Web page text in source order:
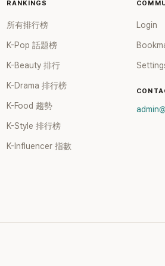
RANKINGS
所有排行榜
K-Pop 話題榜
K-Beauty 排行
K-Drama 排行榜
K-Food 趨勢
K-Style 排行榜
K-Influencer 指數
Login